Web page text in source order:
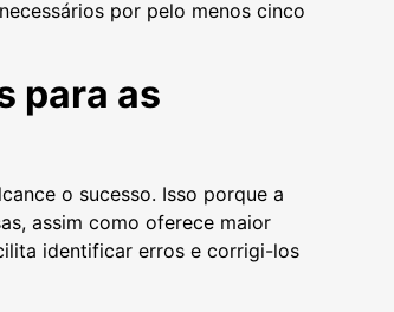
por pelo menos cinco
para as
o sucesso. Isso porque a
assim como oferece maior
identificar erros e corrigi-los